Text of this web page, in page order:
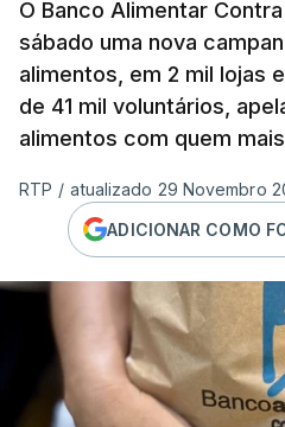
O Banco Alimentar
sábado uma nova
alimentos, em 2 mil lojas
de 41 mil voluntários,
alimentos com quem
RTP / atualizado 29 Novembro
ADICIONAR COMO